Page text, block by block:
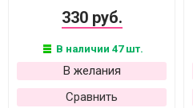
330 руб.
В наличии 47 шт.
В желания
Сравнить